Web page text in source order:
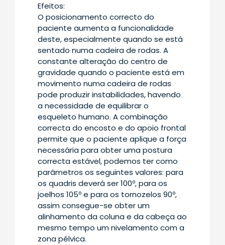
Efeitos:
O posicionamento correcto do
paciente aumenta a funcionalidade
deste, especialmente quando se está
sentado numa cadeira de rodas. A
constante alteração do centro de
gravidade quando o paciente está em
movimento numa cadeira de rodas
pode produzir instabilidades, havendo
a necessidade de equilibrar o
esqueleto humano. A combinação
correcta do encosto e do apoio frontal
permite que o paciente aplique a força
necessária para obter uma postura
correcta estável, podemos ter como
parâmetros os seguintes valores: para
os quadris deverá ser 100º, para os
joelhos 105º e para os tornozelos 90º,
assim consegue-se obter um
alinhamento da coluna e da cabeça ao
mesmo tempo um nivelamento com a
zona pélvica.